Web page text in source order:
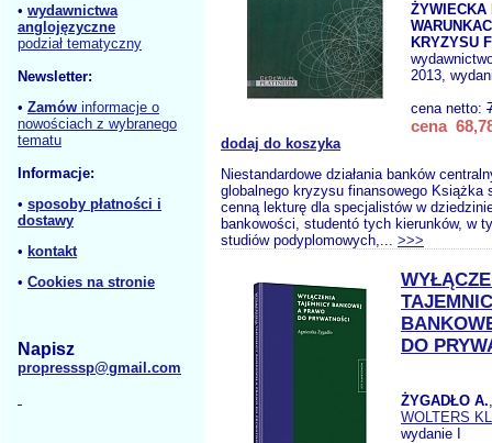
• wydawnictwa
anglojęzyczne
podział tematyczny
Newsletter:
• Zamów informacje o
nowościach z wybranego
tematu
Informacje:
• sposoby płatności i
dostawy
• kontakt
• Cookies na stronie
Napisz
propresssp@gmail.com
ŻYWIECKA
KRYZYSU
2013,
cena netto:
cena
dodaj do koszyka
Niestandardowe działania banków
globalnego kryzysu finansowego Książka
cenną lekturę dla specjalistów w
bankowości, studentó tych kierunków, w
studiów podyplomowych,... >>>
DO
ŻYGADŁO A.
WOLTERS
wydanie I